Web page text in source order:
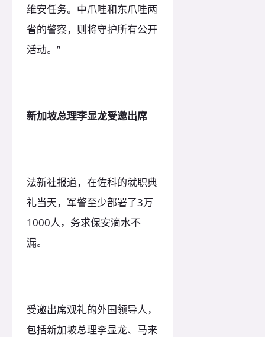
维安任务。中爪哇和东爪哇两
省的警察，则将守护所有公开
活动。”
新加坡总理李显龙受邀出席
法新社报道，在佐科的就职典
礼当天，军警至少部署了3万
1000人，务求保安滴水不
漏。
受邀出席观礼的外国领导人，
包括新加坡总理李显龙、马来